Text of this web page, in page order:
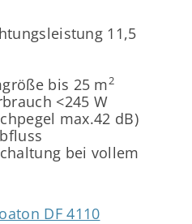
11,5
bis 25 m2
<245 W
max.42 dB)
bei vollem
DF 4110